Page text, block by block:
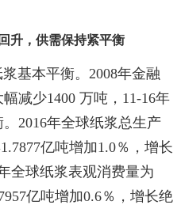
升，供需保持紧平衡
基本平衡。2008年金融
减少1400 万吨，11-16年
2016年全球纸浆总生产
亿吨增加1.0％，增长
全球纸浆表观消费量为
亿吨增加0.6％，增长绝